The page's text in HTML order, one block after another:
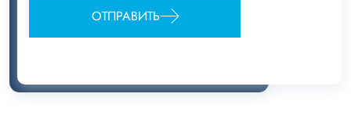
ОТПРАВИТЬ